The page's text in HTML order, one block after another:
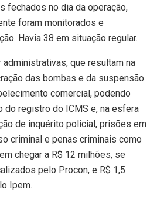
fechados no dia da operação,
foram monitorados e
Havia 38 em situação regular.
que resultam na
das bombas e da suspensão
comercial, podendo
do registro do ICMS e, na esfera
de inquérito policial, prisões em
criminal e penas criminais como
chegar a R$ 12 milhões, se
pelo Procon, e R$ 1,5
Ipem.